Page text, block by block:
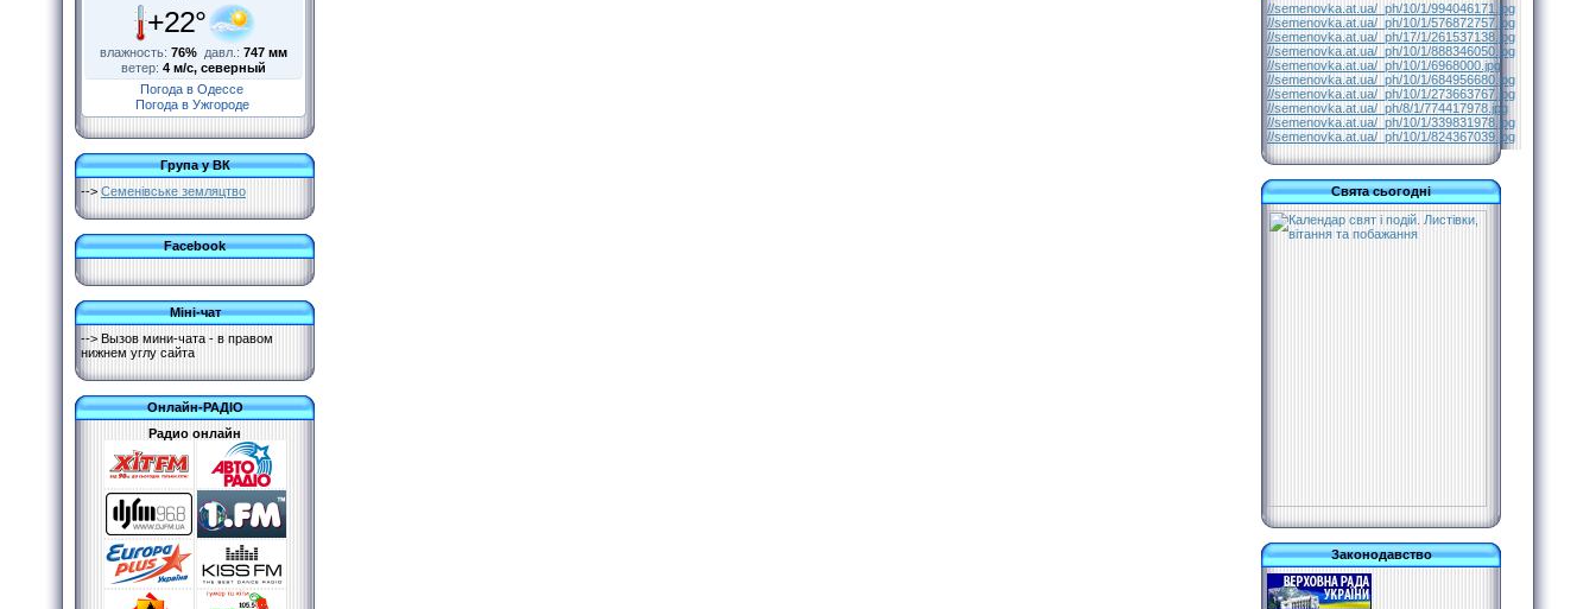
+22°
влажность: 76% давл.: 747 мм
ветер: 4 м/с, северный
Погода в Одессе
Погода в Ужгороде
Група у ВК
--> Семенівське земляцтво
Facebook
Міні-чат
--> Вызов мини-чата - в правом
нижнем углу сайта
Онлайн-РАДІО
Радио онлайн
//semenovka.at.ua/_ph/10/1/994046171.jpg
//semenovka.at.ua/_ph/10/1/576872757.jpg
//semenovka.at.ua/_ph/17/1/261537138.jpg
//semenovka.at.ua/_ph/10/1/888346050.jpg
//semenovka.at.ua/_ph/10/1/6968000.jpg
//semenovka.at.ua/_ph/10/1/684956680.jpg
//semenovka.at.ua/_ph/10/1/273663767.jpg
//semenovka.at.ua/_ph/8/1/774417978.jpg
//semenovka.at.ua/_ph/10/1/339831978.jpg
//semenovka.at.ua/_ph/10/1/824367039.jpg
Свята сьогодні
Законодавство